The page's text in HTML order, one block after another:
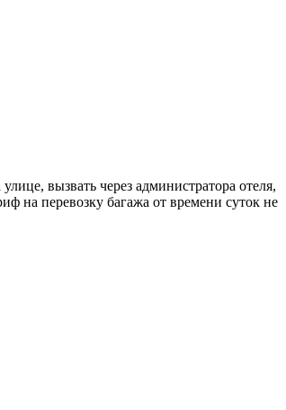
вызвать через администратора отеля,
на перевозку багажа от времени суток не